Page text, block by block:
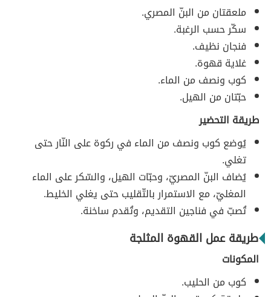
ملعقتان من البنّ المصري.
سكّر حسب الرغبة.
فنجان نظيف.
غلاية قهوة.
كوب ونصف من الماء.
حبّتان من الهيل.
طريقة التحضير
يُوضع كوب ونصف من الماء في ركوة على النّار حتى
تغلي.
يُضاف البنّ المصريّ، وحبّات الهيل، والسّكر على الماء
المغليّ، مع الاستمرار بالتّقليب حتى يغلي الخليط.
تُصبّ في فناجين التقديم، وتُقدم ساخنة.
طريقة عمل القهوة المثلجة
المكونات
كوب من الحليب.